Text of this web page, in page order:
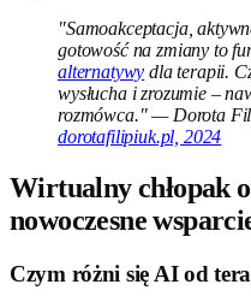
"Samoakceptacja,
gotowość na zmiany to
alternatywy dla terapii.
wysłucha i zrozumie –
rozmówca." — Dorota
dorotafilipiuk.pl, 2024
Wirtualny chłopak
nowoczesne
Czym różni się AI od